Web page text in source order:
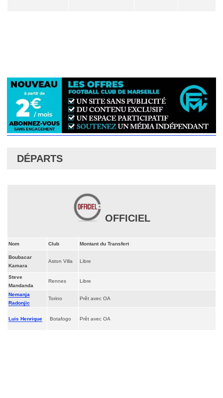
DÉPARTS
OFFICIEL
Nom Club Montant du Transfert
Boubacar
Kamara
Aston Villa Libre
Steve
Mandanda
Rennes Libre
Nemanja
Radonjic
Torino Prêt avec OA
Luis Henrique Botafogo Prêt avec OA